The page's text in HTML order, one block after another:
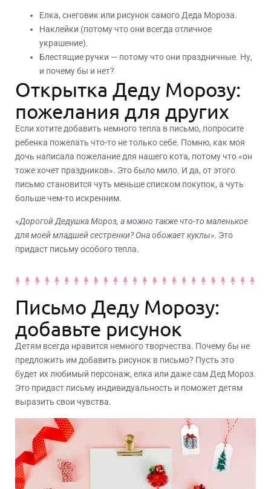
Елка, снеговик или рисунок самого Деда Мороза.
Наклейки (потому что они всегда отличное
украшение).
Блестящие ручки — потому что они праздничные. Ну,
и почему бы и нет?
Открытка Деду Морозу:
пожелания для других
Если хотите добавить немного тепла в письмо, попросите
ребенка пожелать что-то не только себе. Помню, как моя
дочь написала пожелание для нашего кота, потому что «он
тоже хочет праздников». Это было мило. И да, от этого
письмо становится чуть меньше списком покупок, а чуть
больше чем-то искренним.
«Дорогой Дедушка Мороз, а можно также что-то маленькое
для моей младшей сестренки? Она обожает куклы». Это
придаст письму особого тепла.
Письмо Деду Морозу:
добавьте рисунок
Детям всегда нравится немного творчества. Почему бы не
предложить им добавить рисунок в письмо? Пусть это
будет их любимый персонаж, елка или даже сам Дед Мороз.
Это придаст письму индивидуальность и поможет детям
выразить свои чувства.